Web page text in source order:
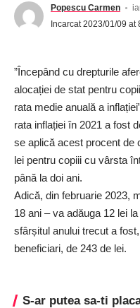
Popescu Carmen
Incarcat 2023/01/09 at
”Începând cu drepturile
alocației de stat pentru
rata medie anuală a
rata inflației în 2021 a fost
se aplică acest procent de
lei pentru copiii cu vârsta
până la doi ani.
Adică, din februarie 2023,
18 ani – va adăuga 12 lei
sfârșitul anului trecut a
beneficiari, de 243 de lei.
S-ar putea sa-ti